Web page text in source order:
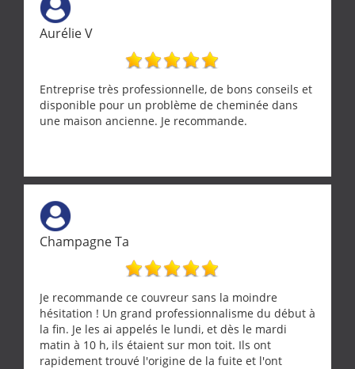
Aurélie V
Entreprise très professionnelle, de bons conseils et
disponible pour un problème de cheminée dans
une maison ancienne. Je recommande.
Champagne Ta
Je recommande ce couvreur sans la moindre
hésitation ! Un grand professionnalisme du début à
la fin. Je les ai appelés le lundi, et dès le mardi
matin à 10 h, ils étaient sur mon toit. Ils ont
rapidement trouvé l'origine de la fuite et l'ont